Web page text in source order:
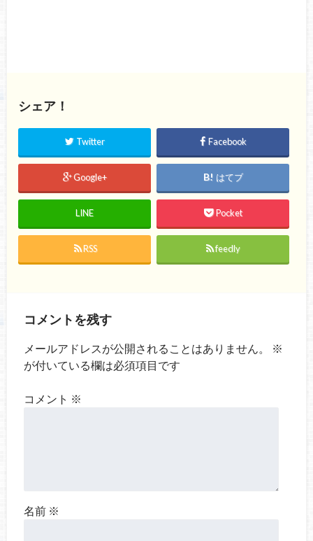
シェア！
Twitter Facebook
Google+ はてブ
LINE Pocket
RSS feedly
コメントを残す
メールアドレスが公開されることはありません。
※
が付いている欄は必須項目です
コメント ※
名前 ※